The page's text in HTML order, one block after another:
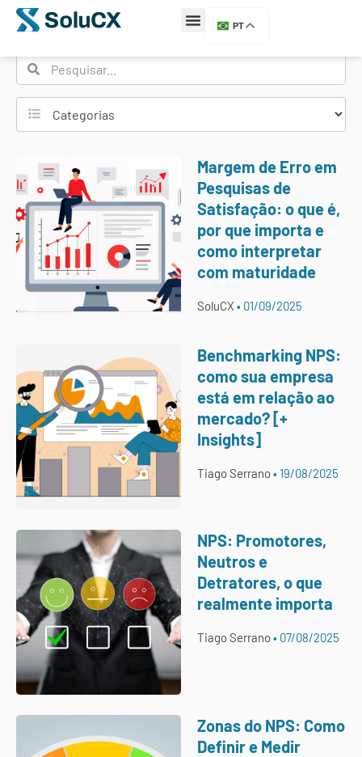
PT
Etiqueta: NPS
Margem de Erro em
Pesquisas de
Satisfação: o que é,
por que importa e
como interpretar
com maturidade
SoluCX 01/09/2025
Benchmarking NPS:
como sua empresa
está em relação ao
mercado? [+
Insights]
Tiago Serrano 19/08/2025
NPS: Promotores,
Neutros e
Detratores, o que
realmente importa
Tiago Serrano 07/08/2025
Zonas do NPS: Como
Definir e Medir